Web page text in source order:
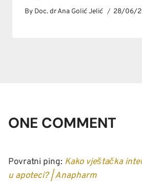
By Doc. dr Ana Golić Jelić 28/06/
ONE COMMENT
Povratni ping: Kako vještačka
u apoteci? | Anapharm